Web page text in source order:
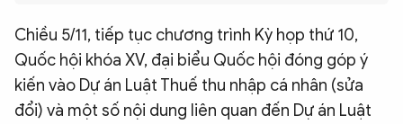
eMagazine
Podcast
Video Ảnh
Infographic
Chiều 5/11, tiếp tục chương trình Kỳ họp thứ 10,
Quốc hội khóa XV, đại biểu Quốc hội đóng góp ý
kiến vào Dự án Luật Thuế thu nhập cá nhân (sửa
đổi) và một số nội dung liên quan đến Dự án Luật